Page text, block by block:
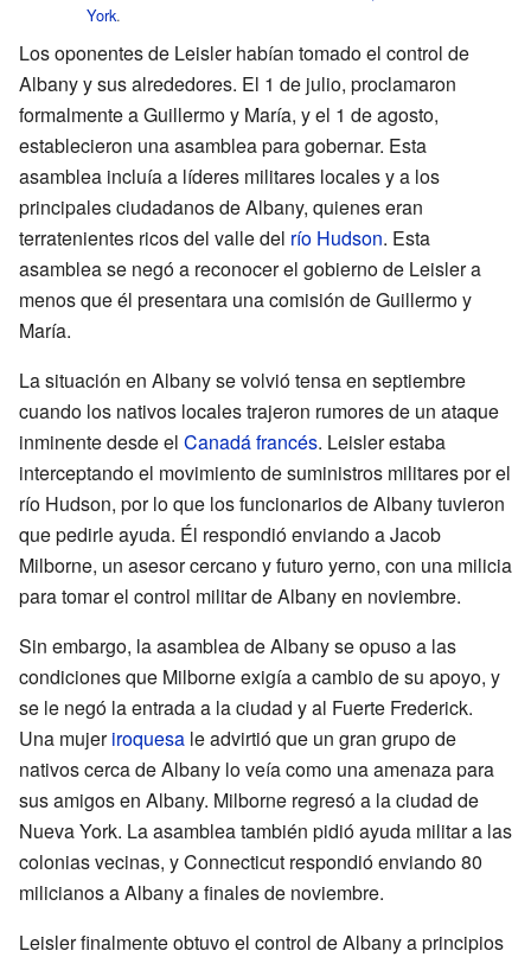
York.
Los oponentes de Leisler habían tomado el control de
Albany y sus alrededores. El 1 de julio, proclamaron
formalmente a Guillermo y María, y el 1 de agosto,
establecieron una asamblea para gobernar. Esta
asamblea incluía a líderes militares locales y a los
principales ciudadanos de Albany, quienes eran
terratenientes ricos del valle del río Hudson. Esta
asamblea se negó a reconocer el gobierno de Leisler a
menos que él presentara una comisión de Guillermo y
María.
La situación en Albany se volvió tensa en septiembre
cuando los nativos locales trajeron rumores de un ataque
inminente desde el Canadá francés. Leisler estaba
interceptando el movimiento de suministros militares por el
río Hudson, por lo que los funcionarios de Albany tuvieron
que pedirle ayuda. Él respondió enviando a Jacob
Milborne, un asesor cercano y futuro yerno, con una milicia
para tomar el control militar de Albany en noviembre.
Sin embargo, la asamblea de Albany se opuso a las
condiciones que Milborne exigía a cambio de su apoyo, y
se le negó la entrada a la ciudad y al Fuerte Frederick.
Una mujeriroquesa le advirtió que un gran grupo de
nativos cerca de Albany lo veía como una amenaza para
sus amigos en Albany. Milborne regresó a la ciudad de
Nueva York. La asamblea también pidió ayuda militar a las
colonias vecinas, y Connecticut respondió enviando 80
milicianos a Albany a finales de noviembre.
Leisler finalmente obtuvo el control de Albany a principios